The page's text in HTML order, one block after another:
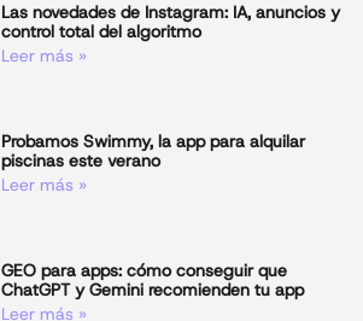
Las novedades de Instagram: IA, anuncios y
control total del algoritmo
Leer más »
Probamos Swimmy, la app para alquilar
piscinas este verano
Leer más »
GEO para apps: cómo conseguir que
ChatGPT y Gemini recomienden tu app
Leer más »